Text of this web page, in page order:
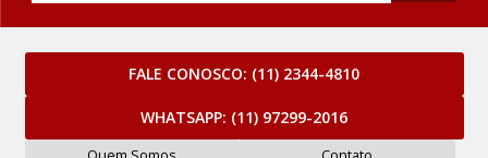
FALE CONOSCO: (11) 2344-4810
WHATSAPP: (11) 97299-2016